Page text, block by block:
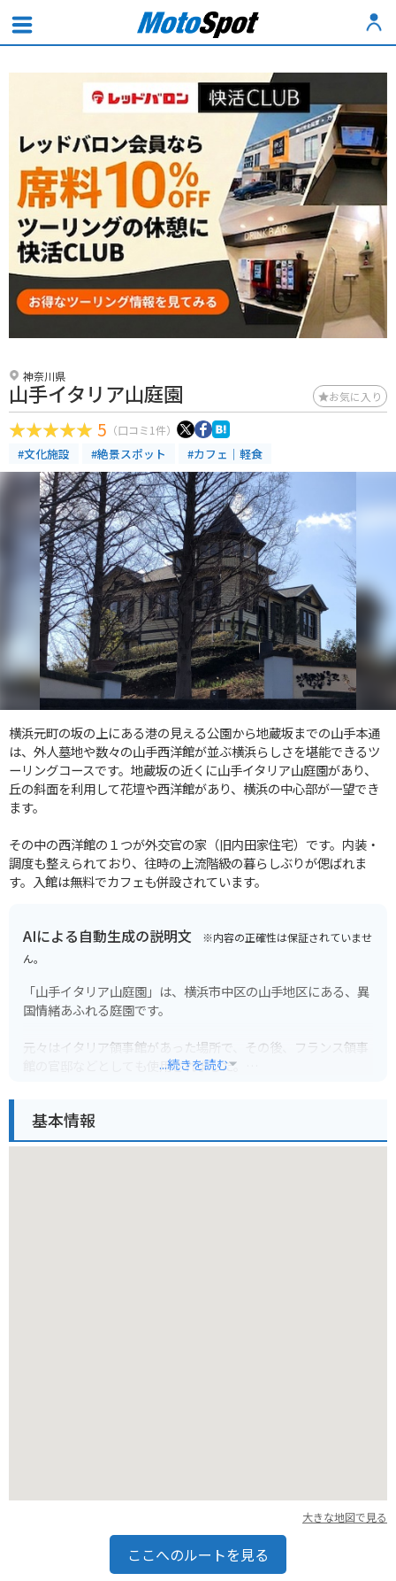
神奈川県
山手イタリア山庭園 お気に入り
5 （口コミ1件）
#文化施設 #絶景スポット #カフェ｜軽食
横浜元町の坂の上にある港の見える公園から地蔵坂までの山手本通
は、外人墓地や数々の山手西洋館が並ぶ横浜らしさを堪能できるツ
ーリングコースです。地蔵坂の近くに山手イタリア山庭園があり、
丘の斜面を利用して花壇や西洋館があり、横浜の中心部が一望でき
ます。
その中の西洋館の１つが外交官の家（旧内田家住宅）です。内装・
調度も整えられており、往時の上流階級の暮らしぶりが偲ばれま
す。入館は無料でカフェも併設されています。
AIによる自動生成の説明文 ※内容の正確性は保証されていませ
ん。
「山手イタリア山庭園」は、横浜市中区の山手地区にある、異
国情緒あふれる庭園です。
元々はイタリア領事館があった場所で、その後、フランス領事
館の官邸などとしても使用されました。
されており、バラ園や噴水広場、展望広場などがあります。
...続きを読む
基本情報
大きな地図で見る
ここへのルートを見る